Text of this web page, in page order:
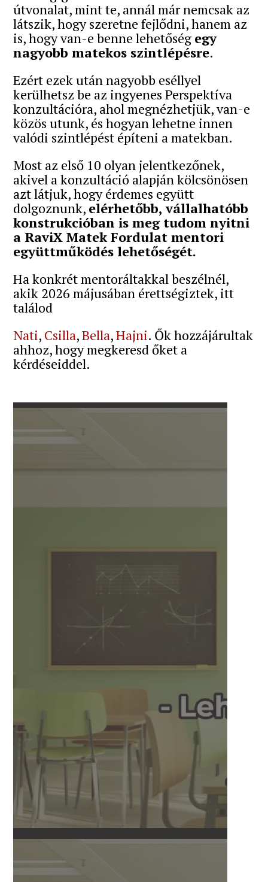
útvonalat, mint te, annál már nemcsak az
látszik, hogy szeretne fejlődni, hanem az
is, hogy van-e benne lehetőségegy
nagyobb matekos szintlépésre.
Ezért ezek után nagyobb eséllyel
kerülhetsz be az ingyenes Perspektíva
konzultációra, ahol megnézhetjük, van-e
közös utunk, és hogyan lehetne innen
valódi szintlépést építeni a matekban.
Most az első 10 olyan jelentkezőnek,
akivel a konzultáció alapján kölcsönösen
azt látjuk, hogy érdemes együtt
dolgoznunk, elérhetőbb, vállalhatóbb
konstrukcióban is meg tudom nyitni
a RaviX Matek Fordulat mentori
együttműködés lehetőségét.
Ha konkrét mentoráltakkal beszélnél,
akik 2026 májusában érettségiztek, itt
találod
Nati, Csilla,Bella,Hajni. Ők hozzájárultak
ahhoz, hogy megkeresd őket a
kérdéseiddel.